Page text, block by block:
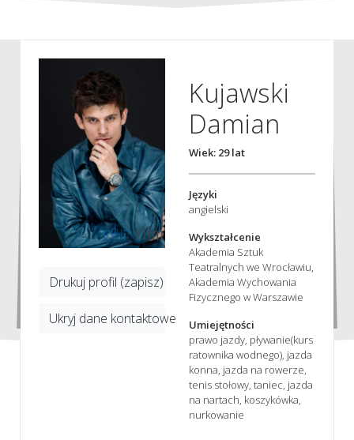
Drukuj profil (zapisz)
Ukryj dane kontaktowe
Kujawski
Damian
Wiek: 29 lat
Języki
angielski
Wykształcenie
Akademia Sztuk
Teatralnych we Wrocławiu,
Akademia Wychowania
Fizycznego w Warszawie
Umiejętności
prawo jazdy, pływanie(kurs
ratownika wodnego), jazda
konna, jazda na rowerze,
tenis stołowy, taniec, jazda
na nartach, koszykówka,
nurkowanie